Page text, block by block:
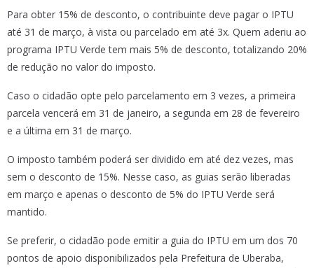
Para obter 15% de desconto, o contribuinte deve pagar o IPTU
até 31 de março, à vista ou parcelado em até 3x. Quem aderiu ao
programa IPTU Verde tem mais 5% de desconto, totalizando 20%
de redução no valor do imposto.
Caso o cidadão opte pelo parcelamento em 3 vezes, a primeira
parcela vencerá em 31 de janeiro, a segunda em 28 de fevereiro
e a última em 31 de março.
O imposto também poderá ser dividido em até dez vezes, mas
sem o desconto de 15%. Nesse caso, as guias serão liberadas
em março e apenas o desconto de 5% do IPTU Verde será
mantido.
Se preferir, o cidadão pode emitir a guia do IPTU em um dos 70
pontos de apoio disponibilizados pela Prefeitura de Uberaba,